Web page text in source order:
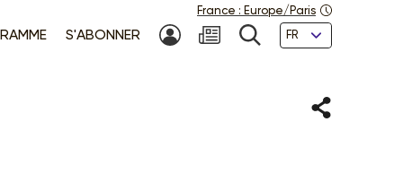
S'ABONNER MON COMPTE
NEWSLETTER
RECHERCHE
Langues
France : Europe/Paris
Partager